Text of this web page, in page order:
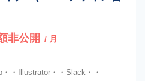
非公開 / 月
・Illustrator・・Slack・・